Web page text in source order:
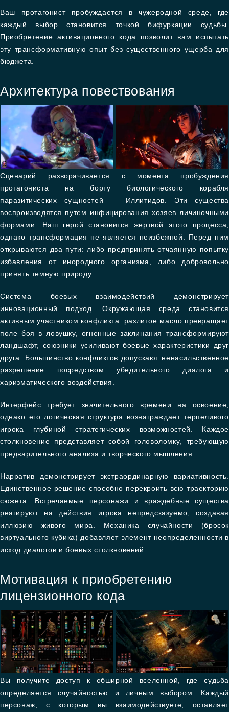
Ваш протагонист пробуждается в чужеродной среде, где
каждый выбор становится точкой бифуркации судьбы.
Приобретение активационного кода позволит вам испытать
эту трансформативную опыт без существенного ущерба для
бюджета.
Архитектура повествования
Сценарий разворачивается с момента пробуждения
протагониста на борту биологического корабля
паразитических сущностей — Иллитидов. Эти существа
воспроизводятся путем инфицирования хозяев личиночными
формами. Наш герой становится жертвой этого процесса,
однако трансформация не является неизбежной. Перед ним
открываются два пути: либо предпринять отчаянную попытку
избавления от инородного организма, либо добровольно
принять темную природу.
Система боевых взаимодействий демонстрирует
инновационный подход. Окружающая среда становится
активным участником конфликта: разлитое масло превращает
поле боя в ловушку, огненные заклинания трансформируют
ландшафт, союзники усиливают боевые характеристики друг
друга. Большинство конфликтов допускают ненасильственное
разрешение посредством убедительного диалога и
харизматического воздействия.
Интерфейс требует значительного времени на освоение,
однако его логическая структура вознаграждает терпеливого
игрока глубиной стратегических возможностей. Каждое
столкновение представляет собой головоломку, требующую
предварительного анализа и творческого мышления.
Нарратив демонстрирует экстраординарную вариативность.
Единственное решение способно перекроить всю траекторию
сюжета. Встречаемые персонажи и враждебные существа
реагируют на действия игрока непредсказуемо, создавая
иллюзию живого мира. Механика случайности (бросок
виртуального кубика) добавляет элемент неопределенности в
исход диалогов и боевых столкновений.
Мотивация к приобретению
лицензионного кода
Вы получите доступ к обширной вселенной, где судьба
определяется случайностью и личным выбором. Каждый
персонаж, с которым вы взаимодействуете, оставляет